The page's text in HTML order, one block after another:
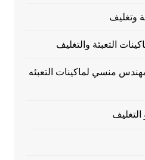
وتغليف
التعبئة والتغليف
منسي لماكينات التعبئه
التغليف